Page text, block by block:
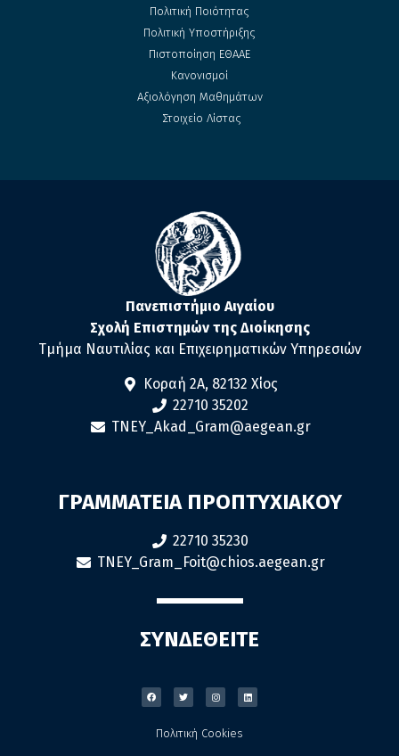
Πολιτική Ποιότητας
Πολιτική Υποστήριξης
Πιστοποίηση ΕΘΑΑΕ
Κανονισμοί
Αξιολόγηση Μαθημάτων
Στοιχείο Λίστας
Πανεπιστήμιο Αιγαίου
Σχολή Επιστημών της Διοίκησης
Τμήμα Ναυτιλίας και Επιχειρηματικών Υπηρεσιών
Κοραή 2Α, 82132 Χίος
22710 35202
TNEY_Akad_Gram@aegean.gr
ΓΡΑΜΜΑΤΕΙΑ ΠΡΟΠΤΥΧΙΑΚΟΥ
22710 35230
TNEY_Gram_Foit@chios.aegean.gr
ΣΥΝΔΕΘΕΙΤΕ
Πολιτική Cookies